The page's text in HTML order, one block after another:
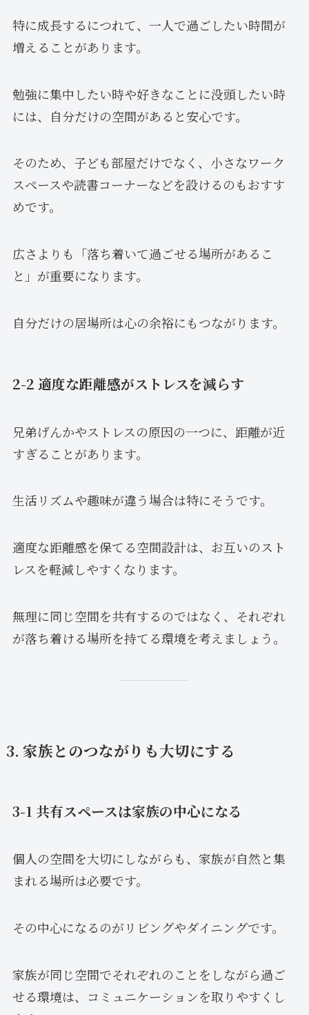
特に成長するにつれて、一人で過ごしたい時間が
増えることがあります。
勉強に集中したい時や好きなことに没頭したい時
には、自分だけの空間があると安心です。
そのため、子ども部屋だけでなく、小さなワーク
スペースや読書コーナーなどを設けるのもおすす
めです。
広さよりも「落ち着いて過ごせる場所があるこ
と」が重要になります。
自分だけの居場所は心の余裕にもつながります。
2-2 適度な距離感がストレスを減らす
兄弟げんかやストレスの原因の一つに、距離が近
すぎることがあります。
生活リズムや趣味が違う場合は特にそうです。
適度な距離感を保てる空間設計は、お互いのスト
レスを軽減しやすくなります。
無理に同じ空間を共有するのではなく、それぞれ
が落ち着ける場所を持てる環境を考えましょう。
3. 家族とのつながりも大切にする
3-1 共有スペースは家族の中心になる
個人の空間を大切にしながらも、家族が自然と集
まれる場所は必要です。
その中心になるのがリビングやダイニングです。
家族が同じ空間でそれぞれのことをしながら過ご
せる環境は、コミュニケーションを取りやすくし